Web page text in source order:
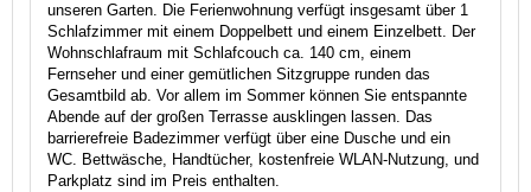
unseren Garten. Die Ferienwohnung verfügt insgesamt über 1
Schlafzimmer mit einem Doppelbett und einem Einzelbett. Der
Wohnschlafraum mit Schlafcouch ca. 140 cm, einem
Fernseher und einer gemütlichen Sitzgruppe runden das
Gesamtbild ab. Vor allem im Sommer können Sie entspannte
Abende auf der großen Terrasse ausklingen lassen. Das
barrierefreie Badezimmer verfügt über eine Dusche und ein
WC. Bettwäsche, Handtücher, kostenfreie WLAN-Nutzung, und
Parkplatz sind im Preis enthalten.